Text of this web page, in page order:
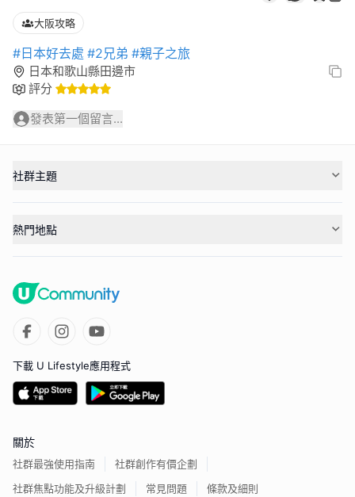
大阪攻略
#日本好去處 #2兄弟 #親子之旅
日本和歌山縣田邊市
評分
發表第一個留言...
社群主題
熱門地點
下載 U Lifestyle應用程式
關於
社群最強使用指南
社群創作有價企劃
社群焦點功能及升級計劃
常見問題 條款及細則